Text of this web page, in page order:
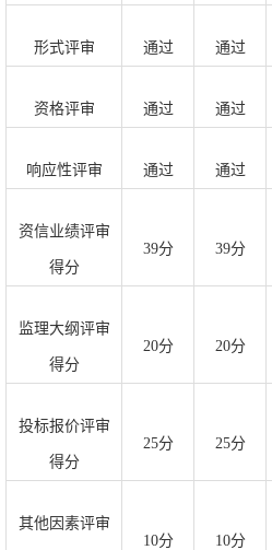
形式评审 通过 通过
资格评审 通过 通过
响应性评审 通过 通过
资信业绩评审
得分
39分 39分
监理大纲评审
得分
20分 20分
投标报价评审
得分
25分 25分
其他因素评审
10分 10分